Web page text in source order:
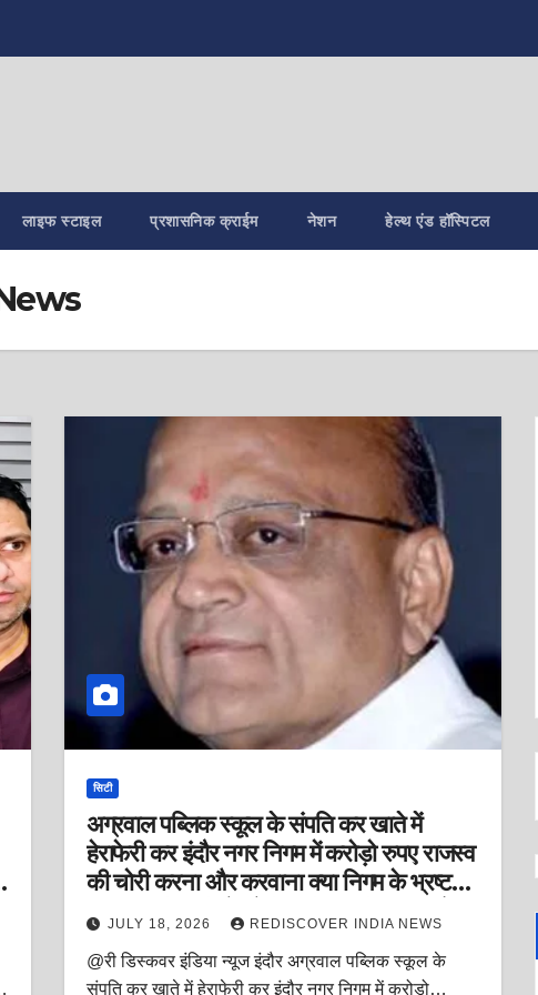
लाइफ स्टाइल प्रशासनिक क्राईम नेशन हेल्थ एंड हॉस्पिटल
सिटी
अग्रवाल पब्लिक स्कूल के संपति कर खाते में
हेराफेरी कर इंदौर नगर निगम में करोड़ो रुपए राजस्व
की चोरी करना और करवाना क्या निगम के भ्रष्ट
राजस्व अधिकारियों को बिना रिश्वत दिए संभव है?
JULY 18, 2026 REDISCOVER INDIA NEWS
@री डिस्कवर इंडिया न्यूज इंदौर अग्रवाल पब्लिक स्कूल के
संपति कर खाते में हेराफेरी कर इंदौर नगर निगम में करोड़ो…